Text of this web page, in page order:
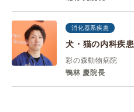
消化器系疾患
犬・猫の内科疾患
彩の森動物病院
鴨林 慶院長